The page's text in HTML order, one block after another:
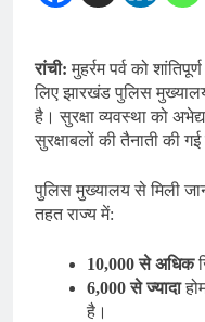
रांची: मुहर्रम पर्व को
लिए झारखंड पुलिस मुख्यालय
है। सुरक्षा व्यवस्था को
सुरक्षाबलों की तैनाती की गई
पुलिस मुख्यालय से मिली
तहत राज्य में:
10,000 से अधिक
6,000 से ज्यादा
है।